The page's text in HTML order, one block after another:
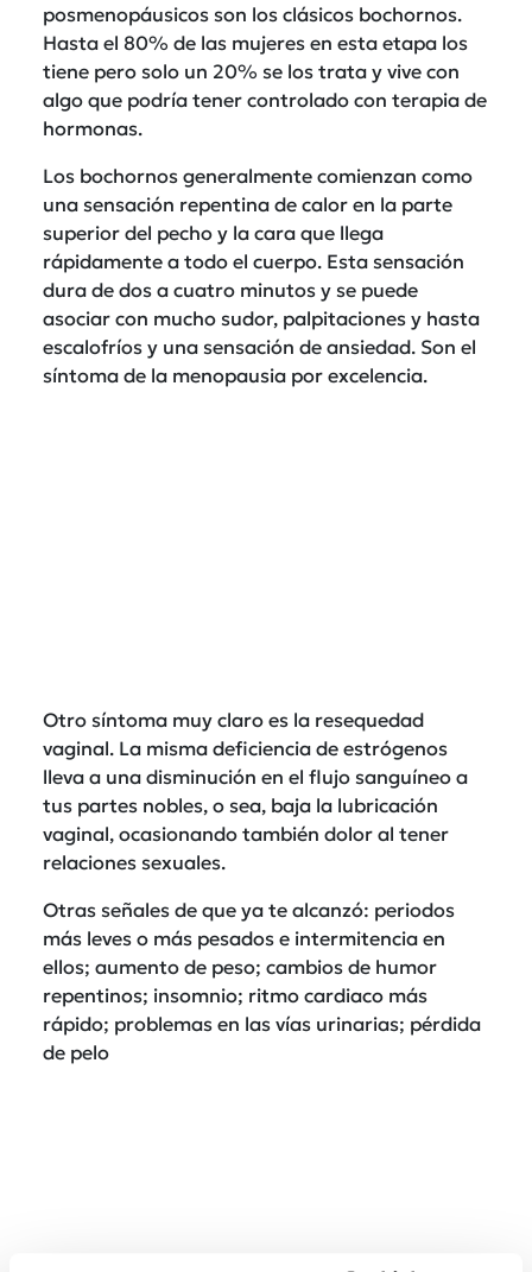
posmenopáusicos son los clásicos bochornos.
Hasta el 80% de las mujeres en esta etapa los
tiene pero solo un 20% se los trata y vive con
algo que podría tener controlado con terapia de
hormonas.
Los bochornos generalmente comienzan como
una sensación repentina de calor en la parte
superior del pecho y la cara que llega
rápidamente a todo el cuerpo. Esta sensación
dura de dos a cuatro minutos y se puede
asociar con mucho sudor, palpitaciones y hasta
escalofríos y una sensación de ansiedad. Son el
síntoma de la menopausia por excelencia.
Otro síntoma muy claro es la resequedad
vaginal. La misma deficiencia de estrógenos
lleva a una disminución en el flujo sanguíneo a
tus partes nobles, o sea, baja la lubricación
vaginal, ocasionando también dolor al tener
relaciones sexuales.
Otras señales de que ya te alcanzó: periodos
más leves o más pesados e intermitencia en
ellos; aumento de peso; cambios de humor
repentinos; insomnio; ritmo cardiaco más
rápido; problemas en las vías urinarias; pérdida
de pelo